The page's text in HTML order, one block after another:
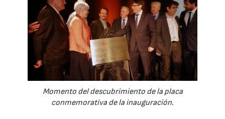
Momento del descubrimiento de la placa
conmemorativa de la inauguración.